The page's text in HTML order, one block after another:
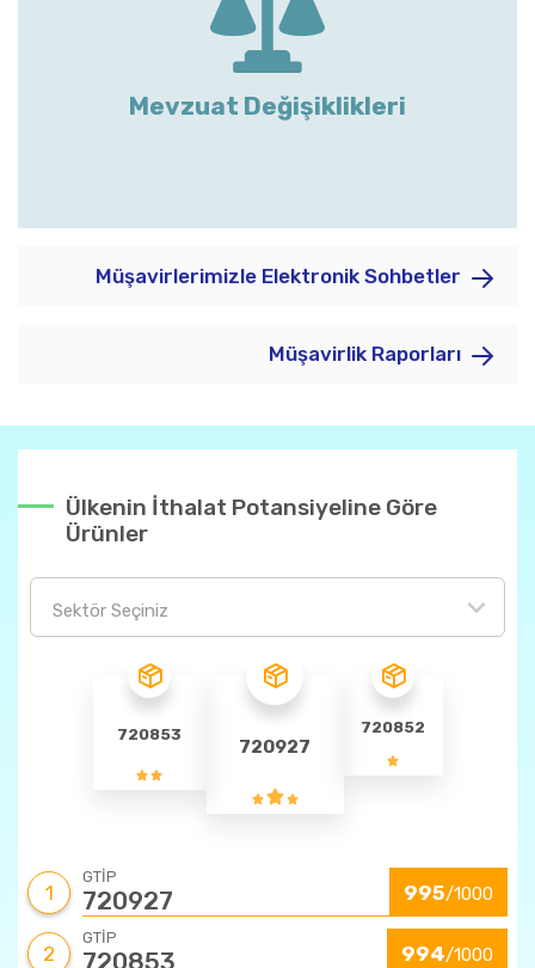
Mevzuat Değişiklikleri
Müşavirlerimizle Elektronik Sohbetler
Müşavirlik Raporları
Ülkenin İthalat Potansiyeline Göre
Ürünler
Sektör Seçiniz
720853
720927
720852
1
GTİP
720927 995/1000
2
GTİP
720853 994/1000